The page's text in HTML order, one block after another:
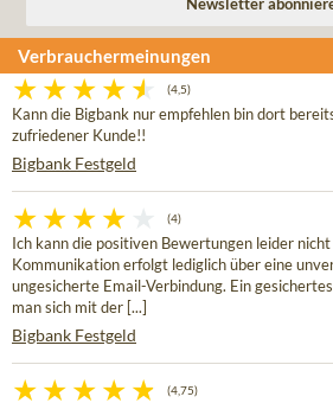
Verbrauchermeinungen
(4,5)
Kann die Bigbank nur empfehlen bin dort
zufriedener Kunde!!
Bigbank Festgeld
(4)
Ich kann die positiven Bewertungen leider
Kommunikation erfolgt lediglich über eine
ungesicherte Email-Verbindung. Ein
man sich mit der [...]
Bigbank Festgeld
(4,75)